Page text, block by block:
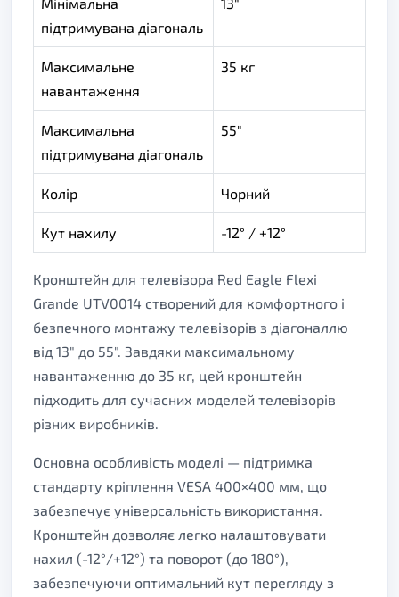
підтримувана діагональ
Максимальне
навантаження
35 кг
Максимальна
підтримувана діагональ
55"
Колір Чорний
Кут нахилу -12° / +12°
Кронштейн для телевізора Red Eagle Flexi
Grande UTV0014 створений для комфортного і
безпечного монтажу телевізорів з діагоналлю
від 13" до 55". Завдяки максимальному
навантаженню до 35 кг, цей кронштейн
підходить для сучасних моделей телевізорів
різних виробників.
Основна особливість моделі — підтримка
стандарту кріплення VESA 400×400 мм, що
забезпечує універсальність використання.
Кронштейн дозволяє легко налаштовувати
нахил (-12°/+12°) та поворот (до 180°),
забезпечуючи оптимальний кут перегляду з